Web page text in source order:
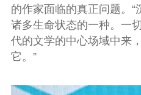
的作家面临的真正问题。
诸多生命状态的一种。一
代的文学的中心场域中来
它。”